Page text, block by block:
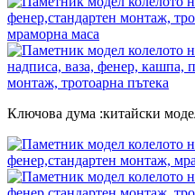
Ключова дума :китайски